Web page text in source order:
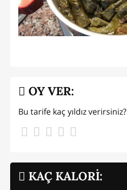
KAÇ KALORİ:
OY VER:
Bu tarife kaç yıldız verirsiniz?